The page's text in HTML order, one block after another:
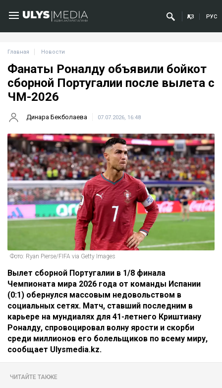
ҚАЗ РУС
Главная Новости
Фанаты Роналду объявили бойкот
сборной Португалии после вылета с
ЧМ-2026
Динара Бекболаева 07.07.2026, 16:48
Фото: Ryan Pierse/FIFA via Getty Images
Вылет сборной Португалии в 1/8 финала
Чемпионата мира 2026 года от команды Испании
(0:1) обернулся массовым недовольством в
социальных сетях. Матч, ставший последним в
карьере на мундиалях для 41-летнего Криштиану
Роналду, спровоцировал волну ярости и скорби
среди миллионов его болельщиков по всему миру,
сообщает Ulysmedia.kz.
ЧИТАЙТЕ ТАКЖЕ